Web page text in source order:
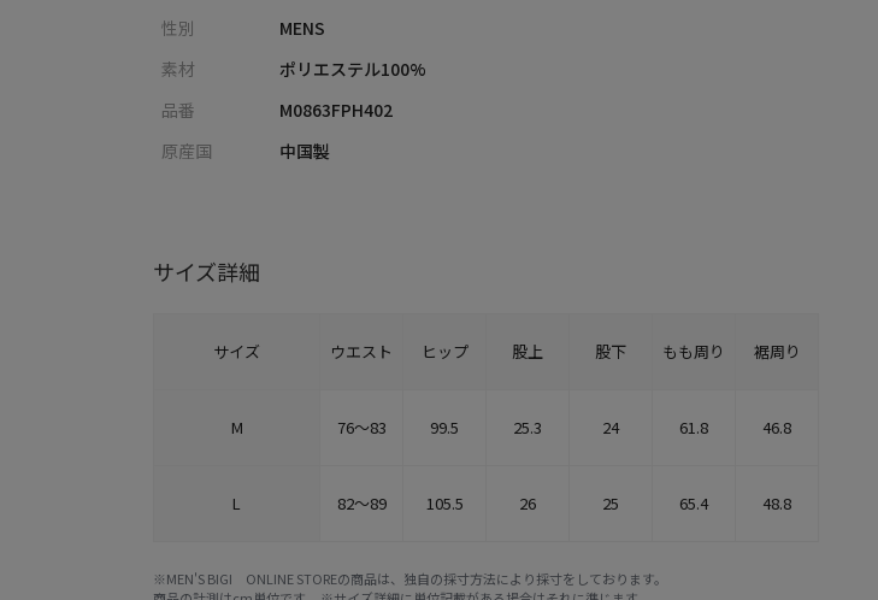
性別
MENS
素材
ポリエステル100%
品番
M0863FPH402
原産国
中国製
サイズ詳細
サイズ ウエスト ヒップ 股上 股下 もも周り 裾周り
M 76～83 99.5 25.3 24 61.8 46.8
L 82～89 105.5 26 25 65.4 48.8
※MEN'S BIGI ONLINE STOREの商品は、独自の採寸方法により採寸をしております。